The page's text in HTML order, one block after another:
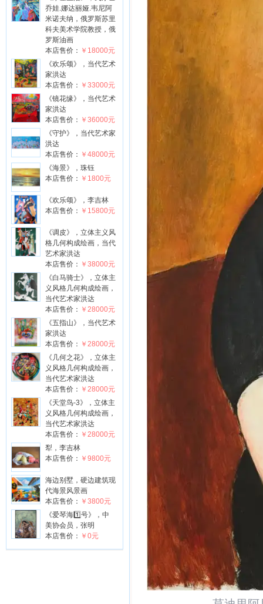
乔娃.娜达丽娅.韦尼阿
米诺夫纳，俄罗斯苏里
科夫美术学院教授，俄
罗斯油画
本店售价： ￥18000元
《欢乐颂》，当代艺术
家洪达
本店售价： ￥33000元
《镜花缘》，当代艺术
家洪达
本店售价： ￥36000元
《守护》，当代艺术家
洪达
本店售价： ￥48000元
《海景》，珠钰
本店售价： ￥1800元
《欢乐颂》，李吉林
本店售价： ￥15800元
《调皮》，立体主义风
格几何构成绘画，当代
艺术家洪达
本店售价： ￥38000元
《白马骑士》，立体主
义风格几何构成绘画，
当代艺术家洪达
本店售价： ￥28000元
《五指山》，当代艺术
家洪达
本店售价： ￥28000元
《几何之花》，立体主
义风格几何构成绘画，
当代艺术家洪达
本店售价： ￥28000元
《天堂鸟-3》，立体主
义风格几何构成绘画，
当代艺术家洪达
本店售价： ￥28000元
犁，李吉林
本店售价： ￥9800元
海边别墅，硬边建筑现
代海景风景画
本店售价： ￥3800元
《爱琴海1️⃣号》，中
美协会员，张明
本店售价： ￥0元